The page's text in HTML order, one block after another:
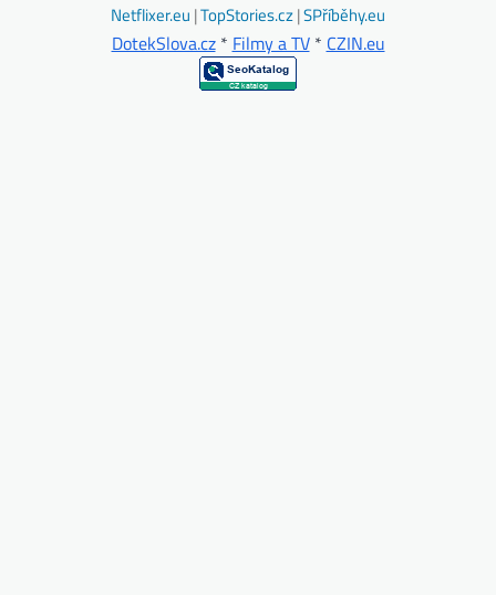
Netflixer.eu |TopStories.cz|SPříběhy.eu
DotekSlova.cz* Filmy a TV* CZIN.eu